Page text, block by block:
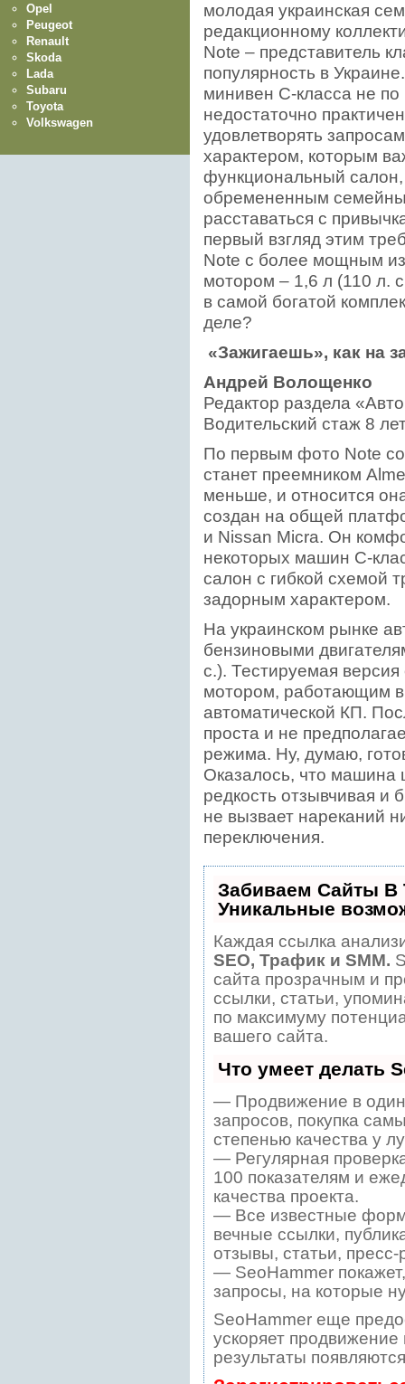
молодая украинская
редакционному
Note – представитель
популярность в
минивен C-класса не по
недостаточно
удовлетворять
характером, которым
функциональный салон,
обремененным
расставаться с
первый взгляд этим
Note с более мощным
мотором – 1,6 л (110 л.
в самой богатой
деле?
«Зажигаешь», как на
Андрей Волощенко
Редактор раздела
Водительский стаж 8
По первым фото Note
станет преемником
меньше, и относится
создан на общей
и Nissan Micra. Он
некоторых машин С-
салон с гибкой схемой
задорным характером.
На украинском рынке
бензиновыми
с.). Тестируемая
мотором, работающим в
автоматической КП.
проста и не
режима. Ну, думаю,
Оказалось, что машина
редкость отзывчивая и
не вызвает нареканий
переключения.
Забиваем Сайты
Уникальные
Каждая ссылка
SEO, Трафик и SMM.
сайта прозрачным и
ссылки, статьи,
по максимуму
вашего сайта.
Что умеет делать
— Продвижение в один
запросов, покупка
степенью качества у
— Регулярная
100 показателям и
качества проекта.
— Все известные
вечные ссылки,
отзывы, статьи,
— SeoHammer
запросы, на которые
SeoHammer еще
ускоряет
результаты
Opel
Peugeot
Renault
Skoda
Lada
Subaru
Toyota
Volkswagen